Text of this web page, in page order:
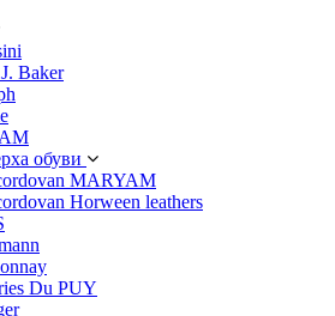
Baker
обуви
MARYAM
Horween leathers
Du PUY